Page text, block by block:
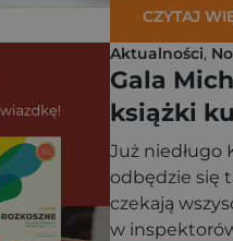
CZYTAJ
Aktualności,
Gala
książki
Już niedługo
odbędzie się
czekają
w